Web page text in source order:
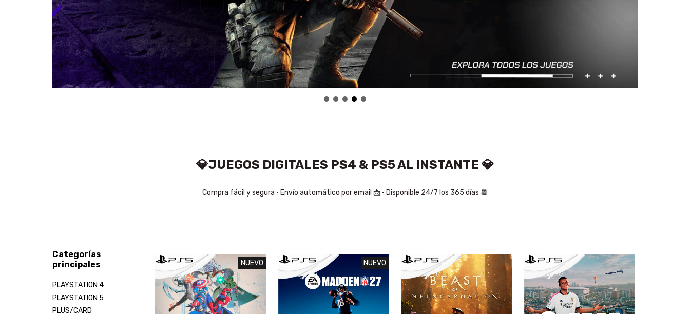
💎JUEGOS DIGITALES PS4 & PS5 AL INSTANTE 💎
Compra fácil y segura • Envío automático por email 📩 • Disponible 24/7 los 365 días 📆
Categorías
principales
PLAYSTATION 4
PLAYSTATION 5
PLUS/CARD
NUEVO NUEVO